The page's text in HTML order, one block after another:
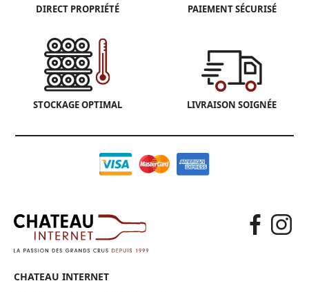
DIRECT PROPRIÉTÉ PAIEMENT SÉCURISÉ
STOCKAGE OPTIMAL LIVRAISON SOIGNÉE
CHATEAU INTERNET